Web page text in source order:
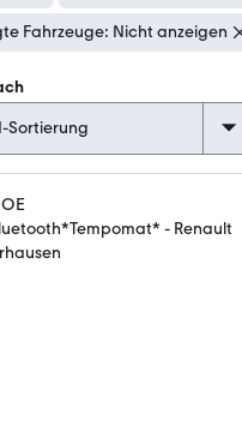
Fahrzeuge: Nicht anzeigen